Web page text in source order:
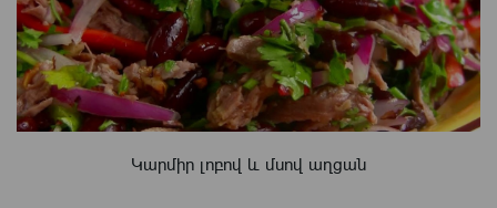
Կարմիր լոբով և մսով աղցան